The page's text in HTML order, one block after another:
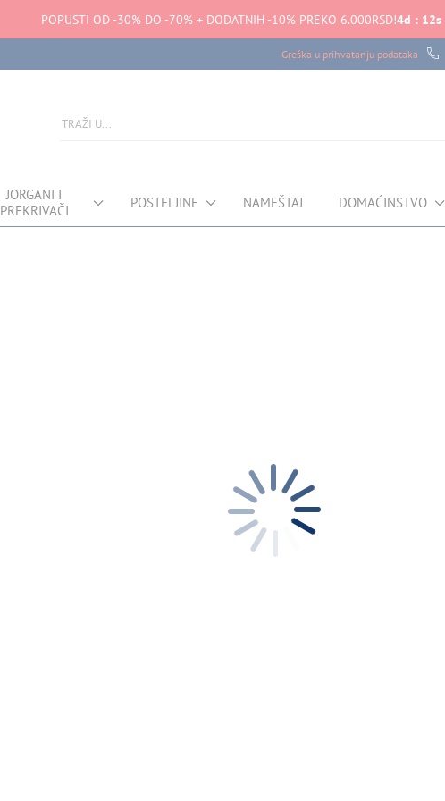
POPUSTI OD -30% DO -70% + DODATNIH -10% PREKO 6.000RSD!4d : 12s
Greška u prihvatanju podataka
JORGANI I
PREKRIVAČI
POSTELJINE NAMEŠTAJ DOMAĆINSTVO